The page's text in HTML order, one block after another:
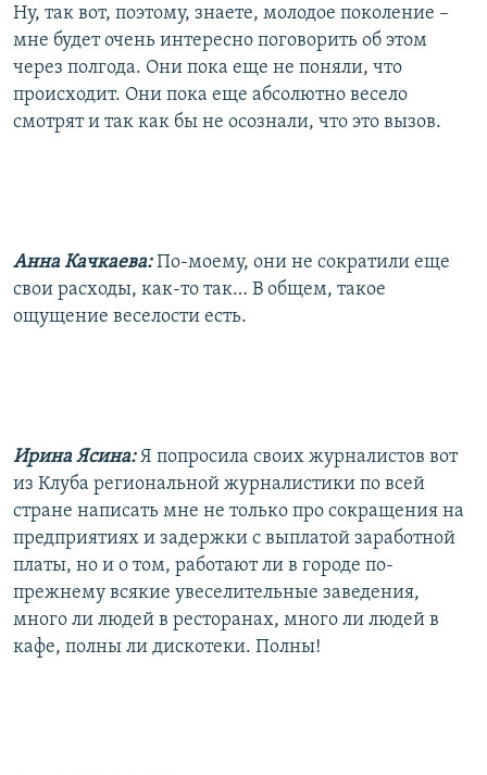
Ну, так вот, поэтому, знаете, молодое поколение –
мне будет очень интересно поговорить об этом
через полгода. Они пока еще не поняли, что
происходит. Они пока еще абсолютно весело
смотрят и так как бы не осознали, что это вызов.
Анна Качкаева: По-моему, они не сократили еще
свои расходы, как-то так… В общем, такое
ощущение веселости есть.
Ирина Ясина: Я попросила своих журналистов вот
из Клуба региональной журналистики по всей
стране написать мне не только про сокращения на
предприятиях и задержки с выплатой заработной
платы, но и о том, работают ли в городе по-
прежнему всякие увеселительные заведения,
много ли людей в ресторанах, много ли людей в
кафе, полны ли дискотеки. Полны!